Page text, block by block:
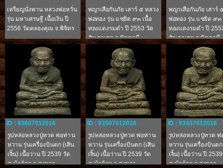
เหรียญนั่งพาน หลวงพ่อหวั่น
รุ่น มหาเศรษฐี เนื้อเงิน ปี
2556 วัดคลองคุณ จ.พิจิตร
พญาเสือกันภัย เสาร์ ๕ หลวง
พ่อทอง รุ่น แซยิด ๙๓ เนื้อ
ทองแดงรมดำ ปี 2553 วัด
สำเภาเชย จ.ปัตตานี
(หมายเลข ๓๒๙๗)
พญาเสือกันภัย เสาร์
พ่อทอง รุ่น แซยิด ๙๓
ทองแดงรมดำ ปี
สำเภาเชย จ.ปัตตานี
(หมายเลข ๓๒๙๙)
ID : 93607012016
รูปหล่อหลวงปู่ทวด พ่อท่าน
หวาน รุ่นเครื่องบินตก (เสิน
เจิ้น) เนื้อว่าน ปี 2539 วัด
สะบ้าย้อย จ.สงขลา
ID : 93507012016
รูปหล่อหลวงปู่ทวด พ่อท่าน
หวาน รุ่นเครื่องบินตก (เสิน
เจิ้น) เนื้อว่าน ปี 2539 วัด
สะบ้าย้อย จ.สงขลา
ID : 93407012016
รูปหล่อหลวงปู่ทวด พ่
หวาน รุ่นเครื่องบินตก
เจิ้น) เนื้อว่าน ปี
สะบ้าย้อย จ.สงขลา